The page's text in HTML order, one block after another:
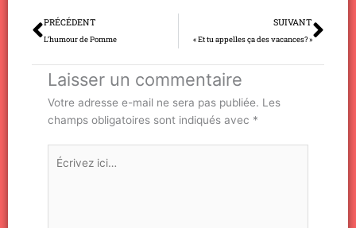
Précédent
PRÉCÉDENT
L’humour de Pomme
SUIVANT
« Et tu appelles ça des vacances? »
Laisser un commentaire
Votre adresse e-mail ne sera pas publiée. Les
champs obligatoires sont indiqués avec *
Écrivez
ici…